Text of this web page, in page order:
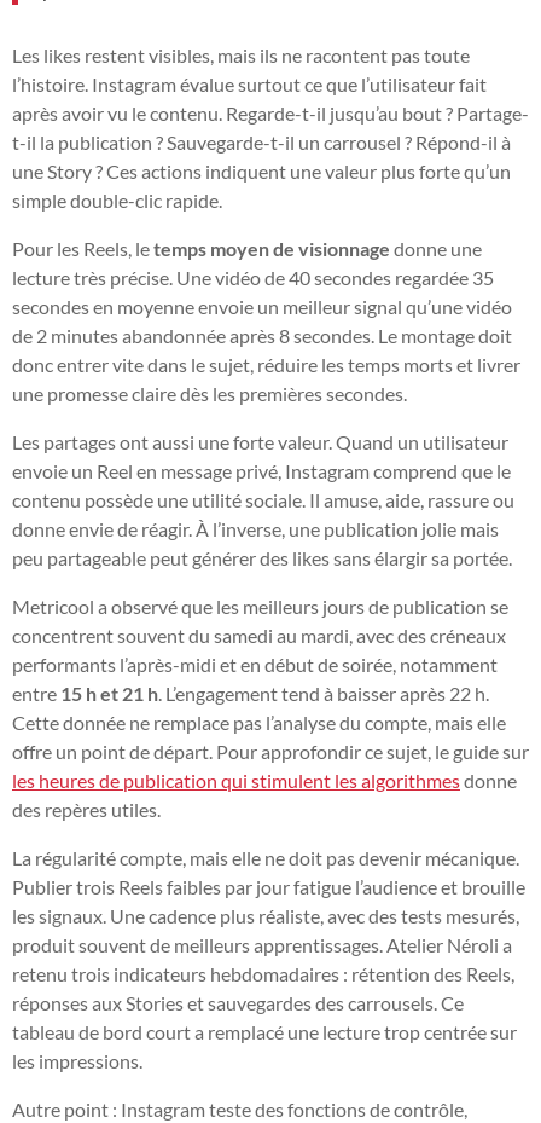
Les likes restent visibles, mais ils ne racontent pas toute
l’histoire. Instagram évalue surtout ce que l’utilisateur fait
après avoir vu le contenu. Regarde-t-il jusqu’au bout ? Partage-
t-il la publication ? Sauvegarde-t-il un carrousel ? Répond-il à
une Story ? Ces actions indiquent une valeur plus forte qu’un
simple double-clic rapide.
Pour les Reels, letemps moyen de visionnage donne une
lecture très précise. Une vidéo de 40 secondes regardée 35
secondes en moyenne envoie un meilleur signal qu’une vidéo
de 2 minutes abandonnée après 8 secondes. Le montage doit
donc entrer vite dans le sujet, réduire les temps morts et livrer
une promesse claire dès les premières secondes.
Les partages ont aussi une forte valeur. Quand un utilisateur
envoie un Reel en message privé, Instagram comprend que le
contenu possède une utilité sociale. Il amuse, aide, rassure ou
donne envie de réagir. À l’inverse, une publication jolie mais
peu partageable peut générer des likes sans élargir sa portée.
Metricool a observé que les meilleurs jours de publication se
concentrent souvent du samedi au mardi, avec des créneaux
performants l’après-midi et en début de soirée, notamment
entre 15 h et 21 h . L’engagement tend à baisser après 22 h.
Cette donnée ne remplace pas l’analyse du compte, mais elle
offre un point de départ. Pour approfondir ce sujet, le guide sur
les heures de publication qui stimulent les algorithmesdonne
des repères utiles.
La régularité compte, mais elle ne doit pas devenir mécanique.
Publier trois Reels faibles par jour fatigue l’audience et brouille
les signaux. Une cadence plus réaliste, avec des tests mesurés,
produit souvent de meilleurs apprentissages. Atelier Néroli a
retenu trois indicateurs hebdomadaires : rétention des Reels,
réponses aux Stories et sauvegardes des carrousels. Ce
tableau de bord court a remplacé une lecture trop centrée sur
les impressions.
Autre point : Instagram teste des fonctions de contrôle,